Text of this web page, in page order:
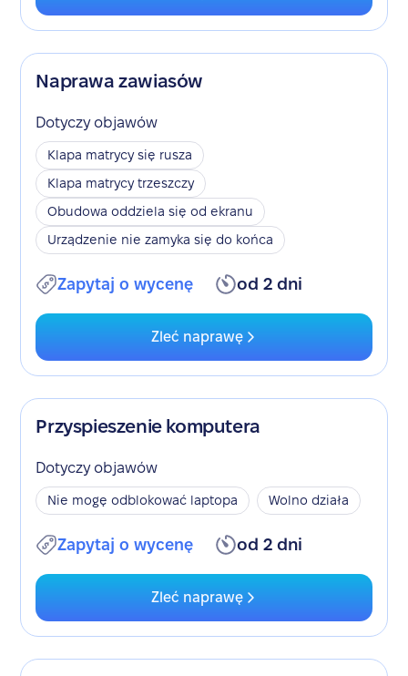
Naprawa zawiasów
Dotyczy objawów
Klapa matrycy się rusza
Klapa matrycy trzeszczy
Obudowa oddziela się od ekranu
Urządzenie nie zamyka się do końca
Zapytaj o wycenę od 2 dni
Zleć naprawę
Przyspieszenie komputera
Dotyczy objawów
Nie mogę odblokować laptopa Wolno działa
Zapytaj o wycenę od 2 dni
Zleć naprawę